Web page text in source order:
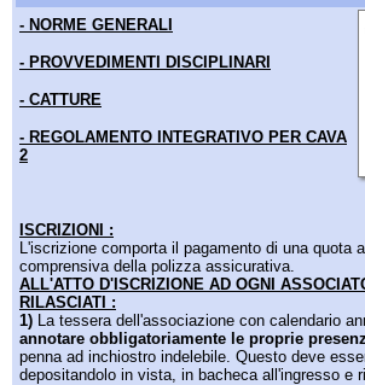
- NORME GENERALI
- PROVVEDIMENTI DISCIPLINARI
- CATTURE
- REGOLAMENTO INTEGRATIVO PER CAVA
2
ISCRIZIONI :
L'iscrizione comporta il pagamento di una quota
comprensiva della polizza assicurativa.
ALL'ATTO D'ISCRIZIONE AD OGNI
RILASCIATI :
1) La tessera dell'associazione con calendario
annotare obbligatoriamente le proprie
penna ad inchiostro indelebile. Questo deve
depositandolo in vista, in bacheca all'ingresso e